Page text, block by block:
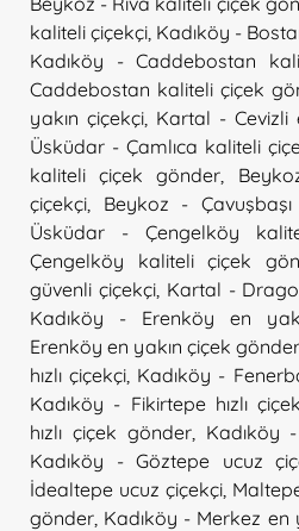
kaliteli çiçekçi Kadıköy -
Kadıköy - Caddebostan
Caddebostan kaliteli çiçek
yakın çiçekçi Kartal - Cevizli
Üsküdar - Çamlıca kaliteli
kaliteli çiçek gönder
çiçekçi
Beykoz -
Üsküdar - Çengelköy
Çengelköy kaliteli çiçek
güvenli çiçekçi, Kartal -
Kadıköy - Erenköy en
Erenköy en yakın çiçek gönder
hızlı çiçekçi Kadıköy -
Kadıköy - Fikirtepe hızlı
hızlı çiçek gönder, Kadıköy
Kadıköy - Göztepe ucuz
İdealtepe ucuz çiçekçi
gönder Kadıköy - Merkez en